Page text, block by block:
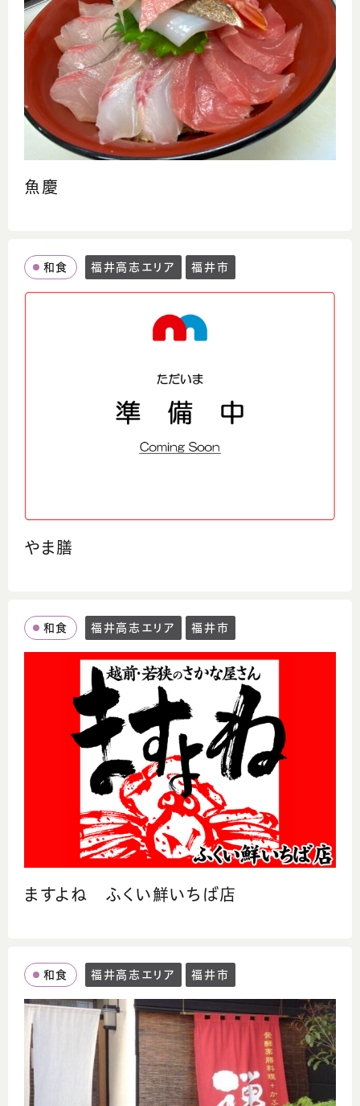
魚慶
和食 福井高志エリア 福井市
やま膳
和食 福井高志エリア 福井市
ますよね ふくい鮮いちば店
和食 福井高志エリア 福井市